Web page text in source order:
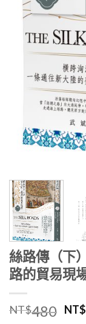
絲路傳（下
路的貿易現
NT$480 NT$